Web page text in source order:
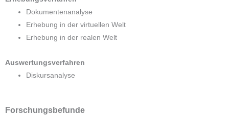
Dokumentenanalyse
Erhebung in der virtuellen Welt
Erhebung in der realen Welt
Auswertungsverfahren
Diskursanalyse
Forschungsbefunde